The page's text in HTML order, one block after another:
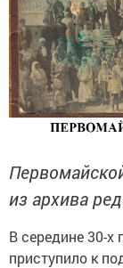
из архива
В середине 30-х
приступило к